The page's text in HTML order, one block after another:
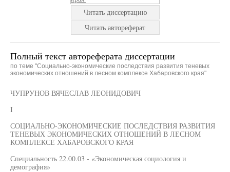
Читать диссертацию
Читать автореферат
Полный текст автореферата диссертации
по теме "Социально-экономические последствия развития теневых
экономических отношений в лесном комплексе Хабаровского края"
ЧУПРУНОВ ВЯЧЕСЛАВ ЛЕОНИДОВИЧ
I
СОЦИАЛЬНО-ЭКОНОМИЧЕСКИЕ ПОСЛЕДСТВИЯ РАЗВИТИЯ
ТЕНЕВЫХ ЭКОНОМИЧЕСКИХ ОТНОШЕНИЙ В ЛЕСНОМ
КОМПЛЕКСЕ ХАБАРОВСКОГО КРАЯ
Специальность 22.00.03 - «Экономическая социология и
демография»